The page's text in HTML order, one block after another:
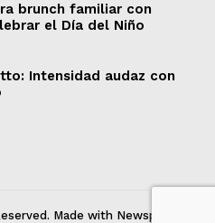
brunch familiar con
el Día del Niño
Intensidad audaz con
Made with Newspaper